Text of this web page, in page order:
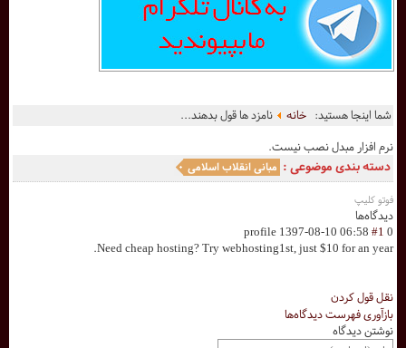
شما اینجا هستید:خانه
نامزد ها قول بدهند...
نرم افزار مبدل نصب نیست.
دسته بندی موضوعی : مبانی انقلاب اسلامی
فوتو کلیپ
دیدگاه‌ها
0
#1
profile 1397-08-10 06:58
Need cheap hosting? Try webhosting1st, just $10 for an year.
نقل قول کردن
بازآوری فهرست دیدگاه‌ها
نوشتن دیدگاه